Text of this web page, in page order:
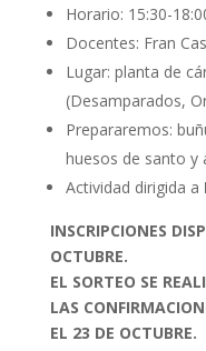
Horario: 15:30-
Docentes: Fran
Lugar: planta de
(Desamparados,
Prepararemos:
huesos de santo y
Actividad dirigida a
INSCRIPCIONES
OCTUBRE.
EL SORTEO SE
LAS
EL 23 DE OCTUBRE.